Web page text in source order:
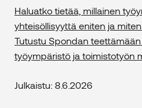
Haluatko tietää, millainen
yhteisöllisyyttä eniten ja
Tutustu Spondan
työympäristö ja toimistotyön
Julkaistu: 8.6.2026